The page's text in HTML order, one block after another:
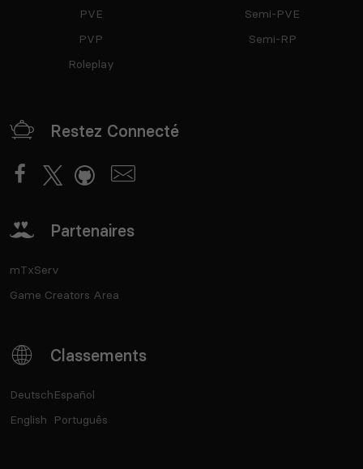
PVE
PVP
Roleplay
Semi-PVE
Semi-RP
Restez Connecté
Partenaires
mTxServ
Game Creators Area
Classements
Deutsch
English
Español
Português